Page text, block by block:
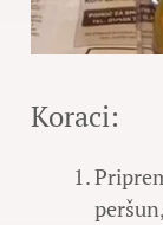
Koraci: